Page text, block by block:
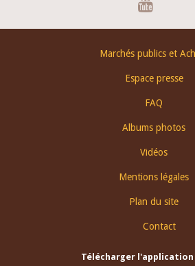
Marchés publics et
Espace presse
FAQ
Albums photos
Vidéos
Mentions légales
Plan du site
Contact
Télécharger